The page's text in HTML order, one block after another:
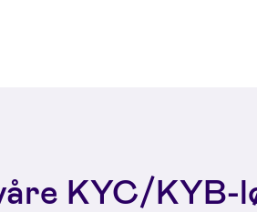
KYC/KYB-